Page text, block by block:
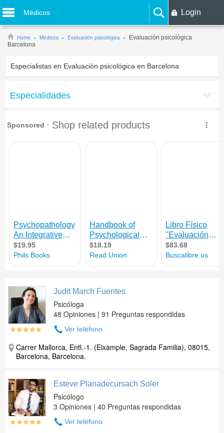
Médicos Login
Home Médicos Evaluación psicológica
Evaluación psicológica
Barcelona
Especialistas en Evaluación psicológica en Barcelona
Especialidades
Judit March Fuentes
Psicóloga
48 Opiniones | 91 Preguntas respondidas
Ver teléfono
Carrer Mallorca, Entl.-1. (Eixample, Sagrada Familia), 08015,
Barcelona, Barcelona.
Esteve Planadecursach Soler
Psicólogo
3 Opiniones | 40 Preguntas respondidas
Ver teléfono